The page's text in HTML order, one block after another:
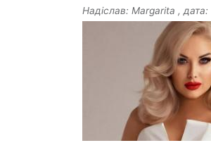
Надіслав: Margarita , дата: